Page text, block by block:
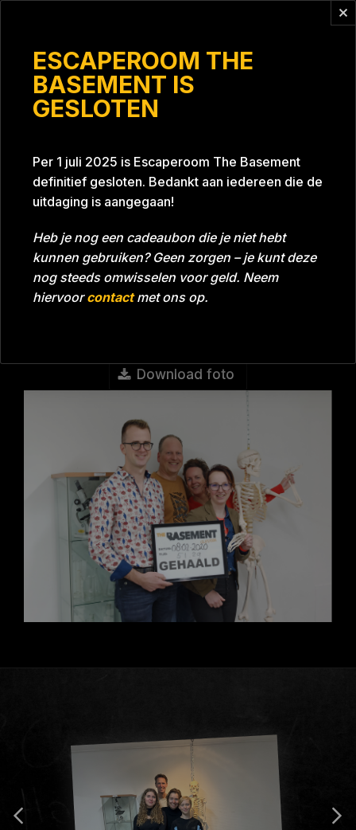
ESCAPEROOM THE
BASEMENT IS
GESLOTEN
Per 1 juli 2025 is Escaperoom The Basement
definitief gesloten. Bedankt aan iedereen die de
uitdaging is aangegaan!
Heb je nog een cadeaubon die je niet hebt
kunnen gebruiken? Geen zorgen – je kunt deze
nog steeds omwisselen voor geld. Neem
hiervoorcontactmet ons op.
Tijd 51:29 Datum 08-02-2020
Room Project Blue 26A8
Download foto